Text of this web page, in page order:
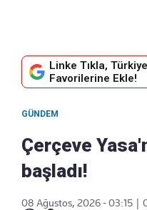
Linke Tıkla,
Favorilerine Ekle!
GÜNDEM
Çerçeve
başladı!
08 Ağustos, 2026 - 03:15